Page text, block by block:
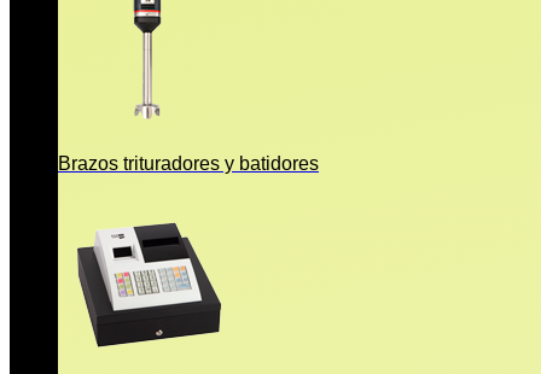
Brazos trituradores y batidores